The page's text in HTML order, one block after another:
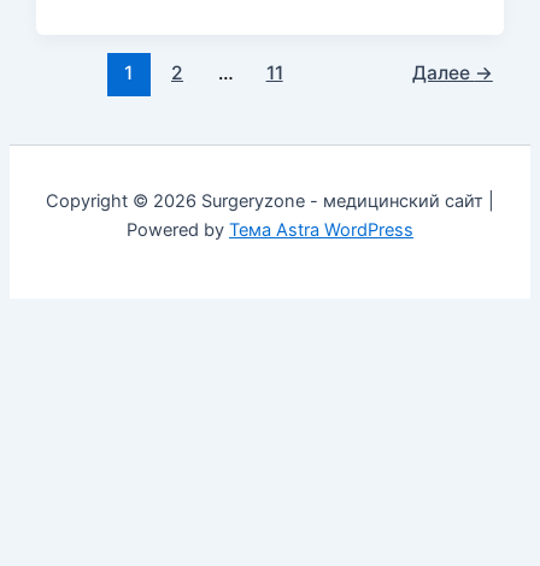
1 2 … 11 Далее →
Copyright © 2026 Surgeryzone - медицинский сайт |
Powered by Тема Astra WordPress